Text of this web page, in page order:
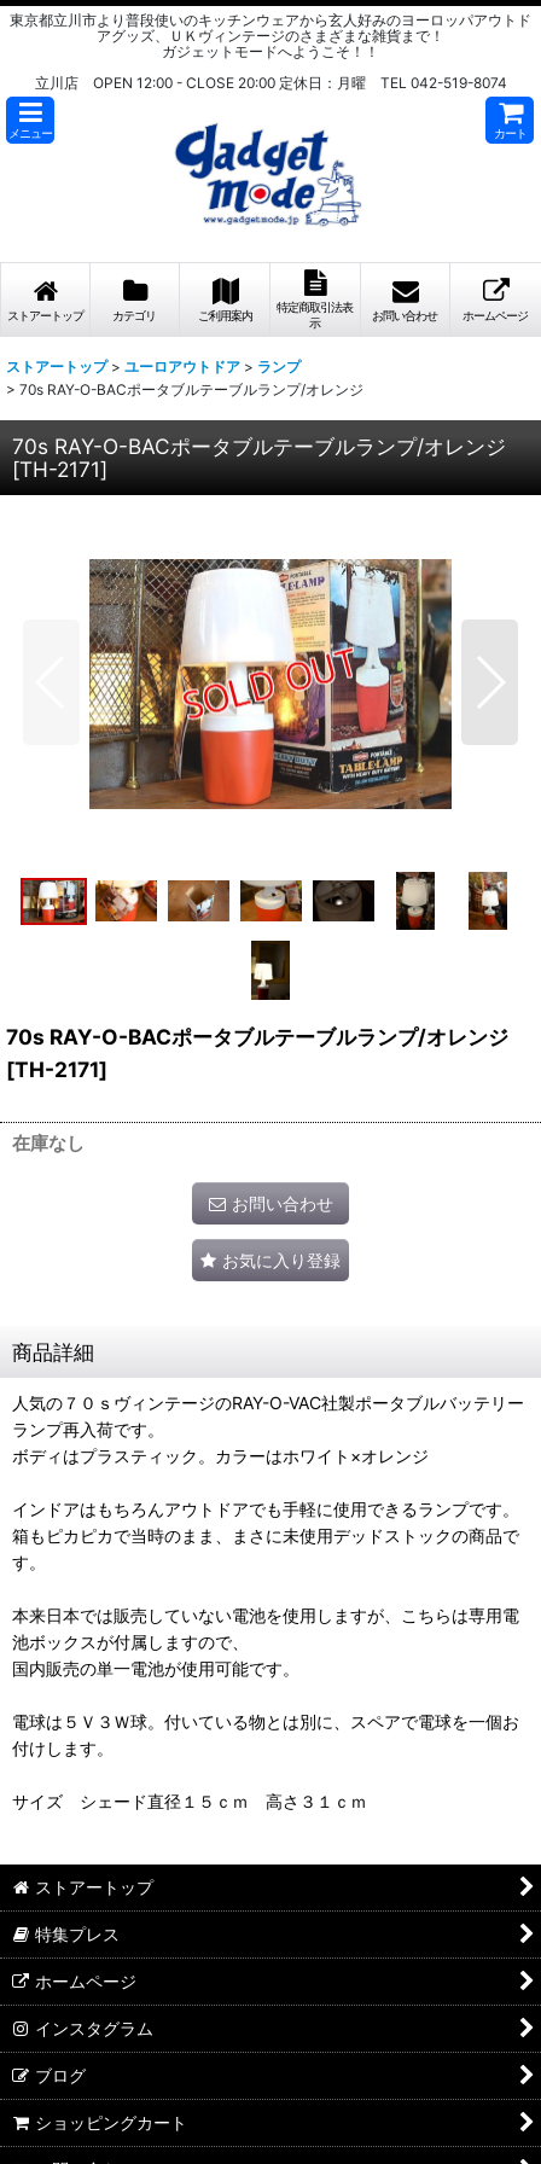
東京都立川市より普段使いのキッチンウェアから玄人好みのヨーロッパアウトド
アグッズ、ＵＫヴィンテージのさまざまな雑貨まで！
ガジェットモードへようこそ！！
立川店 OPEN 12:00 - CLOSE 20:00 定休日：月曜 TEL 042-519-8074
メニュー カート
ストアートップ カテゴリ ご利用案内
特定商取引法表
示
お問い合わせ ホームページ
ストアートップ > ユーロアウトドア > ランプ
> 70s RAY-O-BACポータブルテーブルランプ/オレンジ
70s RAY-O-BACポータブルテーブルランプ/オレンジ
[TH-2171]
70s RAY-O-BACポータブルテーブルランプ/オレンジ
[TH-2171]
在庫なし
お問い合わせ
お気に入り登録
商品詳細
人気の７０ｓヴィンテージのRAY-O-VAC社製ポータブルバッテリー
ランプ再入荷です。
ボディはプラスティック。カラーはホワイト×オレンジ
インドアはもちろんアウトドアでも手軽に使用できるランプです。
箱もピカピカで当時のまま、まさに未使用デッドストックの商品で
す。
本来日本では販売していない電池を使用しますが、こちらは専用電
池ボックスが付属しますので、
国内販売の単一電池が使用可能です。
電球は５Ｖ３Ｗ球。付いている物とは別に、スペアで電球を一個お
付けします。
サイズ シェード直径１５ｃｍ 高さ３１ｃｍ
ストアートップ
特集プレス
ホームページ
インスタグラム
ブログ
ショッピングカート